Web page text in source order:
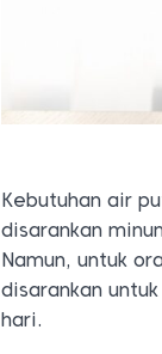
Kebutuhan air
disarankan
Namun, untuk
disarankan
hari.